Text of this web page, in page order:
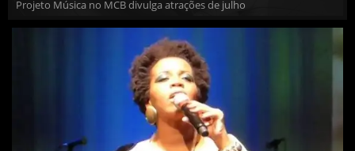
Projeto Música no MCB divulga atrações de julho